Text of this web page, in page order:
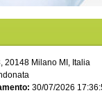
20148 Milano MI, Italia
30/07/2026